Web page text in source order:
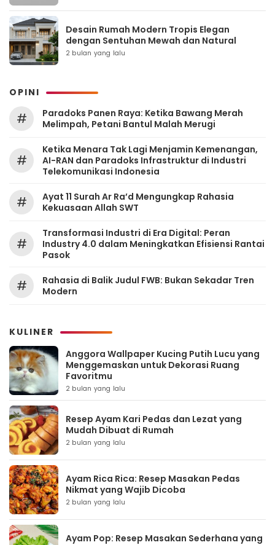
Desain Rumah Modern Tropis Elegan
dengan Sentuhan Mewah dan Natural
2 bulan yang lalu
OPINI
#
Paradoks Panen Raya: Ketika Bawang Merah
Melimpah, Petani Bantul Malah Merugi
#
Ketika Menara Tak Lagi Menjamin Kemenangan,
AI-RAN dan Paradoks Infrastruktur di Industri
Telekomunikasi Indonesia
#
Ayat 11 Surah Ar Ra’d Mengungkap Rahasia
Kekuasaan Allah SWT
#
Transformasi Industri di Era Digital: Peran
Industry 4.0 dalam Meningkatkan Efisiensi Rantai
Pasok
#
Rahasia di Balik Judul FWB: Bukan Sekadar Tren
Modern
KULINER
Anggora Wallpaper Kucing Putih Lucu yang
Menggemaskan untuk Dekorasi Ruang
Favoritmu
2 bulan yang lalu
Resep Ayam Kari Pedas dan Lezat yang
Mudah Dibuat di Rumah
2 bulan yang lalu
Ayam Rica Rica: Resep Masakan Pedas
Nikmat yang Wajib Dicoba
2 bulan yang lalu
Ayam Pop: Resep Masakan Sederhana yang